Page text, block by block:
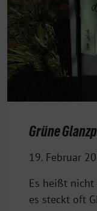
Grüne
19. Februar
Es heißt
es steckt oft